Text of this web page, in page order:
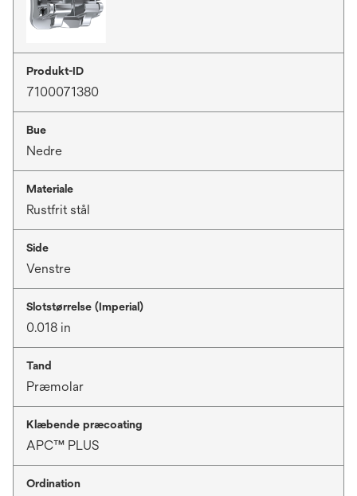
Produkt-ID
7100071380
Bue
Nedre
Materiale
Rustfrit stål
Side
Venstre
Slotstørrelse (Imperial)
0.018 in
Tand
Præmolar
Klæbende præcoating
APC™ PLUS
Ordination